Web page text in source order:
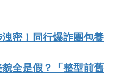
密！同行爆詐團包養
全是假？「整型前舊